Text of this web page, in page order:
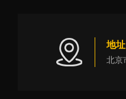
地址
北京